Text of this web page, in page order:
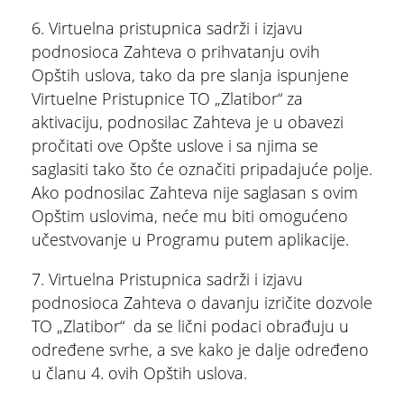
6. Virtuelna pristupnica sadrži i izjavu
podnosioca Zahteva o prihvatanju ovih
Opštih uslova, tako da pre slanja ispunjene
Virtuelne Pristupnice TO „Zlatibor“ za
aktivaciju, podnosilac Zahteva je u obavezi
pročitati ove Opšte uslove i sa njima se
saglasiti tako što će označiti pripadajuće polje.
Ako podnosilac Zahteva nije saglasan s ovim
Opštim uslovima, neće mu biti omogućeno
učestvovanje u Programu putem aplikacije.
7. Virtuelna Pristupnica sadrži i izjavu
podnosioca Zahteva o davanju izričite dozvole
TO „Zlatibor“ da se lični podaci obrađuju u
određene svrhe, a sve kako je dalje određeno
u članu 4. ovih Opštih uslova.